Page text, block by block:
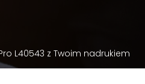
L40543 z Twoim nadrukiem